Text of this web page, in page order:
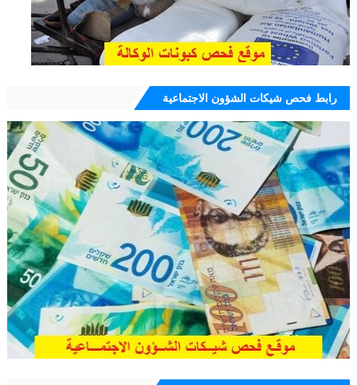
رابط فحص شيكات الشؤون الاجتماعية